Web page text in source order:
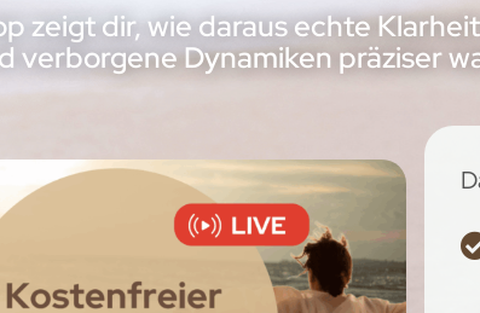
zeigt dir, wie daraus echte
verborgene Dynamiken präziser